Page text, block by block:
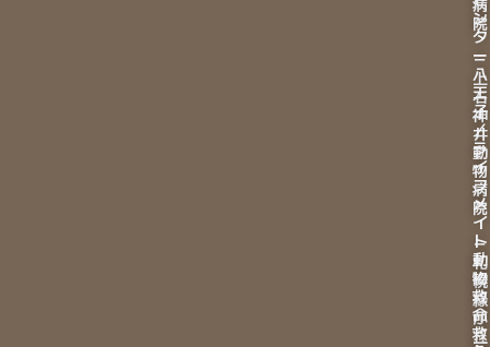
院
－
上
石
神
井
動
物
病
院
－
札
幌
緑
が
丘
ン
タ
ー
八
王
子
／
ラ
イ
フ
メ
イ
ト
動
物
救
命
救